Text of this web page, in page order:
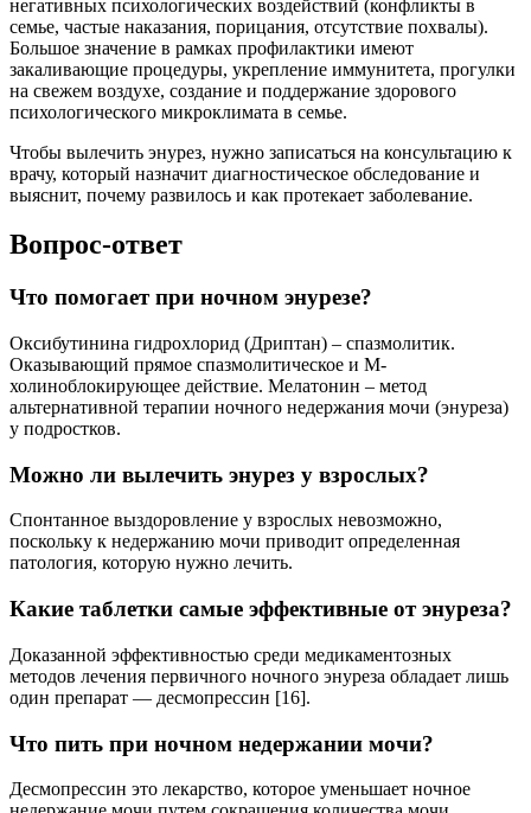
негативных психологических воздействий (конфликты в
семье, частые наказания, порицания, отсутствие похвалы).
Большое значение в рамках профилактики имеют
закаливающие процедуры, укрепление иммунитета, прогулки
на свежем воздухе, создание и поддержание здорового
психологического микроклимата в семье.
Чтобы вылечить энурез, нужно записаться на консультацию к
врачу, который назначит диагностическое обследование и
выяснит, почему развилось и как протекает заболевание.
Вопрос-ответ
Что помогает при ночном энурезе?
Оксибутинина гидрохлорид (Дриптан) – спазмолитик.
Оказывающий прямое спазмолитическое и М-
холиноблокирующее действие. Мелатонин – метод
альтернативной терапии ночного недержания мочи (энуреза)
у подростков.
Можно ли вылечить энурез у взрослых?
Спонтанное выздоровление у взрослых невозможно,
поскольку к недержанию мочи приводит определенная
патология, которую нужно лечить.
Какие таблетки самые эффективные от энуреза?
Доказанной эффективностью среди медикаментозных
методов лечения первичного ночного энуреза обладает лишь
один препарат — десмопрессин [16].
Что пить при ночном недержании мочи?
Десмопрессин это лекарство, которое уменьшает ночное